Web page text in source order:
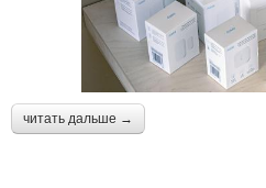
читать дальше →